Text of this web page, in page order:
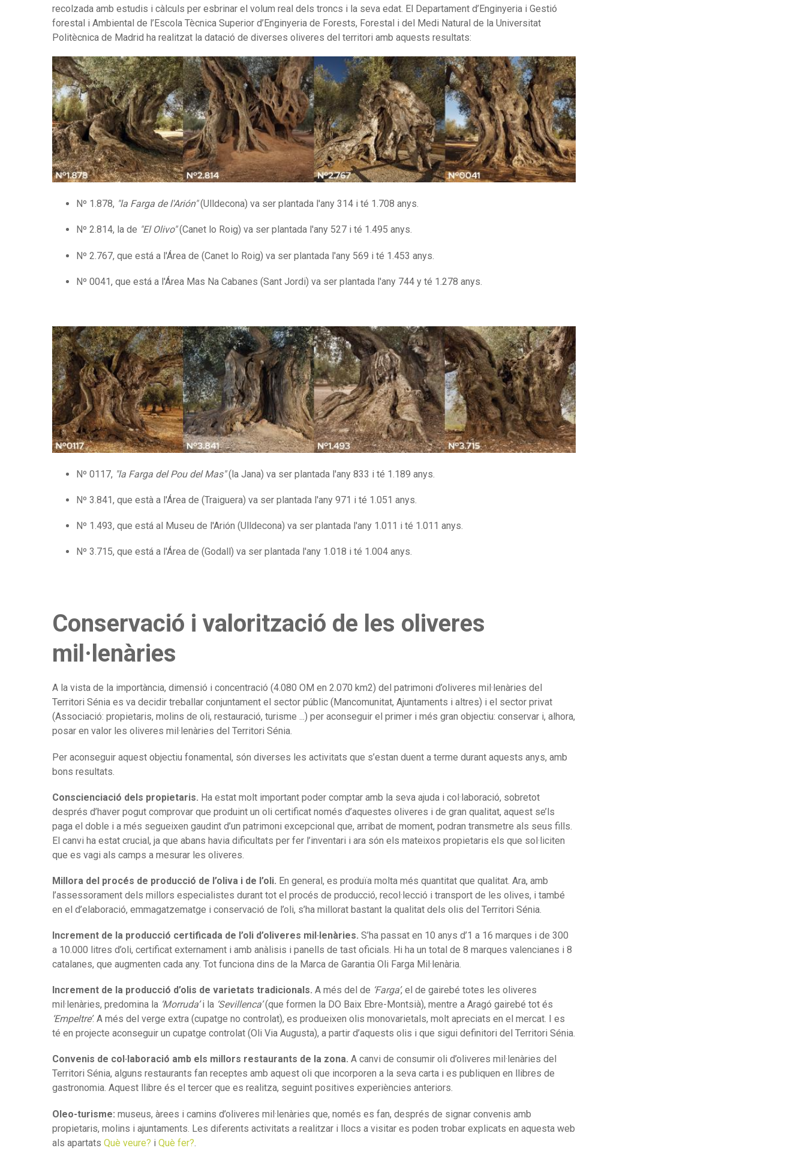
recolzada amb estudis i càlculs per esbrinar el volum real dels troncs i la seva edat. El Departament d’Enginyeria i Gestió
forestal i Ambiental de l’Escola Tècnica Superior d’Enginyeria de Forests, Forestal i del Medi Natural de la Universitat
Politècnica de Madrid ha realitzat la datació de diverses oliveres del territori amb aquests resultats:
Nº 1.878, "la Farga de l'Arión"(Ulldecona) va ser plantada l'any 314 i té 1.708 anys.
Nº 2.814, la de "El Olivo"(Canet lo Roig) va ser plantada l'any 527 i té 1.495 anys.
Nº 2.767, que está a l'Área de (Canet lo Roig) va ser plantada l'any 569 i té 1.453 anys.
Nº 0041, que está a l'Área Mas Na Cabanes (Sant Jordi) va ser plantada l'any 744 y té 1.278 anys.
Nº 0117, "la Farga del Pou del Mas"(la Jana) va ser plantada l'any 833 i té 1.189 anys.
Nº 3.841, que està a l'Área de (Traiguera) va ser plantada l'any 971 i té 1.051 anys.
Nº 1.493, que está al Museu de l'Arión (Ulldecona) va ser plantada l'any 1.011 i té 1.011 anys.
Nº 3.715, que está a l'Área de (Godall) va ser plantada l'any 1.018 i té 1.004 anys.
Conservació i valorització de les oliveres
mil·lenàries
A la vista de la importància, dimensió i concentració (4.080 OM en 2.070 km2) del patrimoni d’oliveres mil·lenàries del
Territori Sénia es va decidir treballar conjuntament el sector públic (Mancomunitat, Ajuntaments i altres) i el sector privat
(Associació: propietaris, molins de oli, restauració, turisme ...) per aconseguir el primer i més gran objectiu: conservar i, alhora,
posar en valor les oliveres mil·lenàries del Territori Sénia.
Per aconseguir aquest objectiu fonamental, són diverses les activitats que s’estan duent a terme durant aquests anys, amb
bons resultats.
Conscienciació dels propietaris. Ha estat molt important poder comptar amb la seva ajuda i col·laboració, sobretot
després d’haver pogut comprovar que produint un oli certificat només d’aquestes oliveres i de gran qualitat, aquest se’ls
paga el doble i a més segueixen gaudint d’un patrimoni excepcional que, arribat de moment, podran transmetre als seus fills.
El canvi ha estat crucial, ja que abans havia dificultats per fer l’inventari i ara són els mateixos propietaris els que sol·liciten
que es vagi als camps a mesurar les oliveres.
Millora del procés de producció de l’oliva i de l’oli. En general, es produïa molta més quantitat que qualitat. Ara, amb
l’assessorament dels millors especialistes durant tot el procés de producció, recol·lecció i transport de les olives, i també
en el d’elaboració, emmagatzematge i conservació de l’oli, s’ha millorat bastant la qualitat dels olis del Territori Sénia.
Increment de la producció certificada de l’oli d’oliveres mil·lenàries. S’ha passat en 10 anys d’1 a 16 marques i de 300
a 10.000 litres d’oli, certificat externament i amb anàlisis i panells de tast oficials. Hi ha un total de 8 marques valencianes i 8
catalanes, que augmenten cada any. Tot funciona dins de la Marca de Garantia Oli Farga Mil·lenària.
Increment de la producció d’olis de varietats tradicionals. A més del de ‘Farga’, el de gairebé totes les oliveres
mil·lenàries, predomina la ‘Morruda’i la ‘Sevillenca’(que formen la DO Baix Ebre-Montsià), mentre a Aragó gairebé tot és
‘Empeltre’. A més del verge extra (cupatge no controlat), es produeixen olis monovarietals, molt apreciats en el mercat. I es
té en projecte aconseguir un cupatge controlat (Oli Via Augusta), a partir d’aquests olis i que sigui definitori del Territori Sénia.
Convenis de col·laboració amb els millors restaurants de la zona. A canvi de consumir oli d’oliveres mil·lenàries del
Territori Sénia, alguns restaurants fan receptes amb aquest oli que incorporen a la seva carta i es publiquen en llibres de
gastronomia. Aquest llibre és el tercer que es realitza, seguint positives experiències anteriors.
Oleo-turisme: museus, àrees i camins d’oliveres mil·lenàries que, només es fan, després de signar convenis amb
propietaris, molins i ajuntaments. Les diferents activitats a realitzar i llocs a visitar es poden trobar explicats en aquesta web
als apartats Què veure? i Què fer?